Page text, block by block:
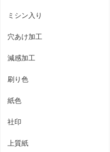
ミシン入り
穴あけ加工
減感加工
刷り色
紙色
社印
上質紙